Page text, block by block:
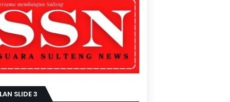
SLIDE 3